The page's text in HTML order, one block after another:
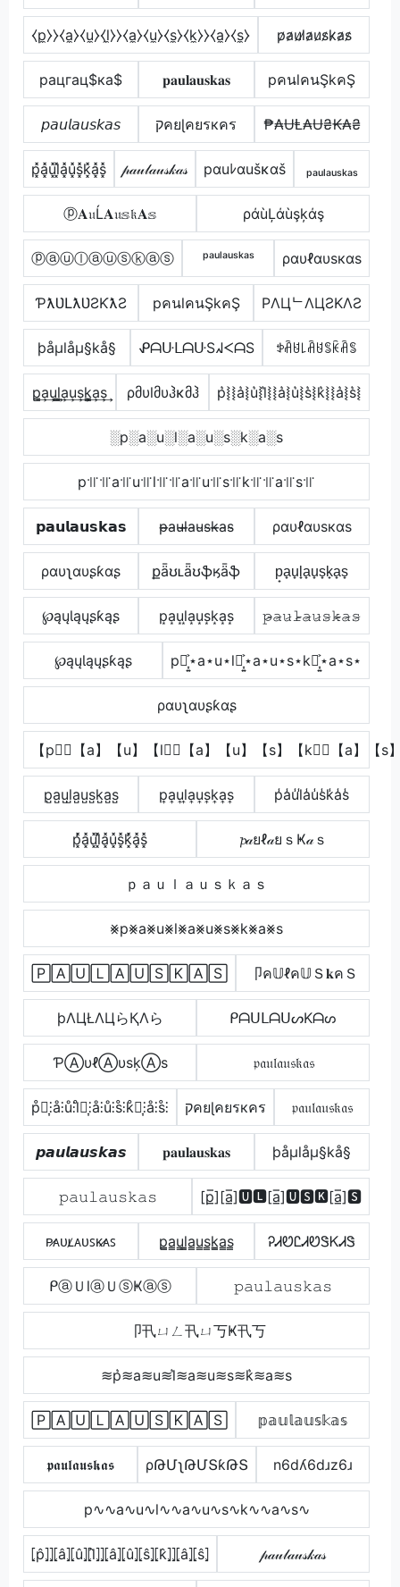
⧼p̼⧽⧽⧼a̼⧽⧼u̼⧽⧼l̼⧽⧽⧼a̼⧽⧼u̼⧽⧼s̼⧽⧼k̼⧽⧽⧼a̼⧽⧼s̼⧽ p̷a̷u̷l̷a̷u̷s̷k̷a̷s̷
pацгац$ка$ 𝐩𝐚𝐮𝐥𝐚𝐮𝐬𝐤𝐚𝐬 pคนlคนŞkคŞ
𝘱𝘢𝘶𝘭𝘢𝘶𝘴𝘬𝘢𝘴 קคยɭคยรкคร ₱₳ɄⱠ₳Ʉ₴₭₳₴
p͓̽a͓̽u͓̽l͓̽a͓̽u͓̽s͓̽k͓̽a͓̽s͓̽ 𝓅𝒶𝓊𝓁𝒶𝓊𝓈𝓀𝒶𝓈 pαuﾚαušκαš ₚₐᵤₗₐᵤₛₖₐₛ
ⓟ𝐀𝔲Ĺ𝐀𝔲𝕤𝔨𝐀𝕤 ράùĻάùşķάş
ⓟⓐⓤⓛⓐⓤⓢⓚⓐⓢ ᵖᵃᵘˡᵃᵘˢᵏᵃˢ ραυℓαυѕкαѕ
ƤƛƲԼƛƲƧƘƛƧ pคนlคนŞkคŞ PΛЦᄂΛЦƧKΛƧ
þåµlåµ§kå§ ᕵᗩᑘᒪᗩᑘSᖽᐸᗩS ꉣꋫꐇ꒒ꋫꐇꌚꀗꋫꌚ
p̳͢a͢u͢l̳͢a͢u͢s͢k̳͢a͢s͢ ρმυlმυჰκმჰ p͛⦚⦚a͛⦚u͛⦚l͛⦚⦚a͛⦚u͛⦚s͛⦚k͛⦚⦚a͛⦚s͛⦚
░p░a░u░l░a░u░s░k░a░s
p꜉꜍꜉꜍a꜉꜍u꜉꜍l꜉꜍꜉꜍a꜉꜍u꜉꜍s꜉꜍k꜉꜍꜉꜍a꜉꜍s꜉꜍
𝗽𝗮𝘂𝗹𝗮𝘂𝘀𝗸𝗮𝘀 p̴̶a̴u̴l̴̶a̴u̴s̴k̴̶a̴s̴ ραυℓαυѕкαѕ
ραυʅαυʂƙαʂ քǟʊʟǟʊֆӄǟֆ p̟a̟u̟l̟a̟u̟s̟k̟a̟s̟
℘ąųƖąųʂƙąʂ p͙a͙u͙l͙a͙u͙s͙k͙a͙s͙ 𝚙̷̴𝚊̷𝚞̷𝚕̷̴𝚊̷𝚞̷𝚜̷𝚔̷̴𝚊̷𝚜̷
℘ąųƖąųʂƙąʂ p⋆͎͍͐⋆a⋆u⋆l⋆͎͍͐⋆a⋆u⋆s⋆k⋆͎͍͐⋆a⋆s⋆
ραυʅαυʂƙαʂ
【p】⃣【a】【u】【l】⃣【a】【u】【s】【k】⃣【a】【s
p̺a̺u̺l̺a̺u̺s̺k̺a̺s̺ p͎a͎u͎l͎a͎u͎s͎k͎a͎s͎ p̾a̾u̾l̾a̾u̾s̾k̾a̾s̾
p͓̽̾a͓̽u͓̽l͓̽̾a͓̽u͓̽s͓̽k͓̽̾a͓̽s͓̽ 𝓹𝒶ยℓ𝒶ยｓҜ𝒶ｓ
ｐａｕｌａｕｓｋａｓ
⨳p⨳a⨳u⨳l⨳a⨳u⨳s⨳k⨳a⨳s
🄿🄰🅄🄻🄰🅄🅂🄺🄰🅂 卩ค𝕌ℓค𝕌Ｓ𝐤คＳ
þΛЦŁΛЦらҚΛら ᑭᗩᑌᒪᗩᑌᔕKᗩᔕ
ƤⒶυℓⒶυѕķⒶѕ 𝔭𝔞𝔲𝔩𝔞𝔲𝔰𝔨𝔞𝔰
p̊⫶͎⫶å⫶ů⫶l̊⫶͎⫶å⫶ů⫶s̊⫶k̊⫶͎⫶å⫶s̊⫶ קคยɭคยรкคร 𝔭𝔞𝔲𝔩𝔞𝔲𝔰𝔨𝔞𝔰
𝙥𝙖𝙪𝙡𝙖𝙪𝙨𝙠𝙖𝙨 𝐩𝐚𝐮𝐥𝐚𝐮𝐬𝐤𝐚𝐬 þåµlåµ§kå§
𝚙𝚊𝚞𝚕𝚊𝚞𝚜𝚔𝚊𝚜 [p̲̅][a̲̅]🆄🅻[a̲̅]🆄🆂🅺[a̲̅]🆂
ᴘ̷ᴀᴜʟ̷ᴀᴜꜱᴋ̷ᴀꜱ p̳̲a̳u̳l̳̲a̳u̳s̳k̳̲a̳s̳ ᎮᏗᏬᏝᏗᏬᏕᏦᏗᏕ
ᑭⓐＵlⓐＵⓢҜⓐⓢ 𝚙𝚊𝚞𝚕𝚊𝚞𝚜𝚔𝚊𝚜
卩卂ㄩㄥ卂ㄩ丂Ҝ卂丂
≋p͛≋a≋u≋l͛≋a≋u≋s≋k͛≋a≋s
🄿🄰🅄🄻🄰🅄🅂🄺🄰🅂 𝕡𝕒𝕦𝕝𝕒𝕦𝕤𝕜𝕒𝕤
𝖕𝖆𝖚𝖑𝖆𝖚𝖘𝖐𝖆𝖘 ρԹՄʅԹՄՏƙԹՏ n6dʎ6dɹz6ɹ
p∿∿a∿u∿l∿∿a∿u∿s∿k∿∿a∿s∿
⦏p̂⦎⦎⦏â⦎⦏û⦎⦏l̂⦎⦎⦏â⦎⦏û⦎⦏ŝ⦎⦏k̂⦎⦎⦏â⦎⦏ŝ⦎ 𝓅𝒶𝓊𝓁𝒶𝓊𝓈𝓀𝒶𝓈